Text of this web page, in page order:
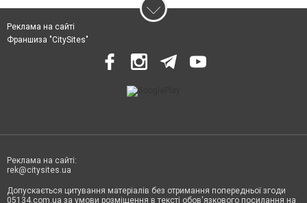
Реклама на сайті
Франшиза "CitySites"
Реклама на сайті:
rek@citysites.ua
Допускається цитування матеріалів без отримання попередньої згоди
05134.com.ua за умови розміщення в тексті обов'язкового посилання на